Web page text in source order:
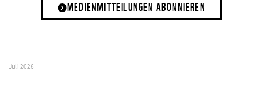
MEDIENMITTEILUNGEN ABONNIEREN
Juli 2026